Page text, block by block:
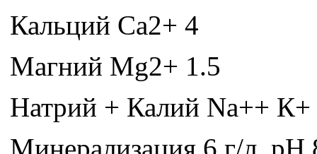
Кальций Са2+ 4
Магний Mg2+ 1.5
Натрий + Калий Na++ К+